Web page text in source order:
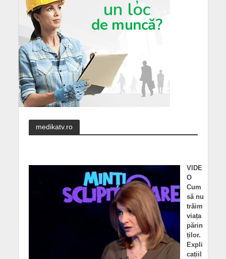
medikatv.ro
VIDE
O
Cum
să nu
trăim
viața
părin
ților.
Expli
cațiil